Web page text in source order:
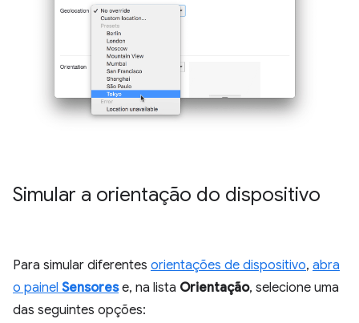
Simular a orientação do dispositivo
Para simular diferentes orientações de dispositivo, abra
o painel Sensorese, na lista Orientação, selecione uma
das seguintes opções: